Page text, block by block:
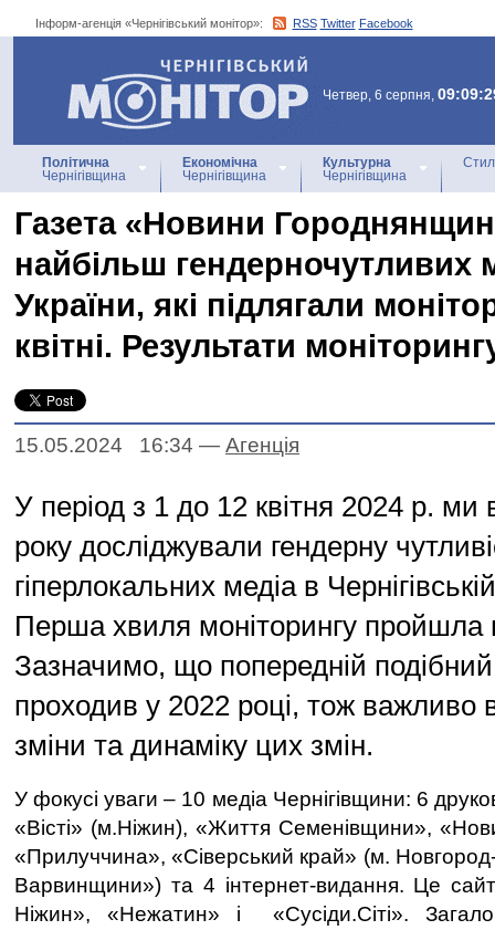
Інформ-агенція «Чернігівський монітор»: RSS Twitter Facebook
Інформ-агенція
«Чернігівський монітор»
Четвер, 6 серпня,
Політична
Чернігівщина
Економічна
Чернігівщина
Культурна
Чернігівщина
Газета «Новини
найбільш гендерночутливих
України, які підлягали
квітні. Результати
15.05.2024 16:34 — Агенцiя
У період з 1 до 12 квітня 2024 р. ми
року досліджували гендерну
гіперлокальних медіа в
Перша хвиля моніторингу пройшла
Зазначимо, що попередній подібний
проходив у 2022 році, тож важливо
зміни та динаміку цих змін.
У фокусі уваги – 10 медіа Чернігівщини: 6
«Вісті» (м.Ніжин), «Життя Семенівщини»,
«Прилуччина», «Сіверський край» (м.
Варвинщини») та 4 інтернет-видання. Це
Ніжин», «Нежатин» і «Сусіди.Сіті».